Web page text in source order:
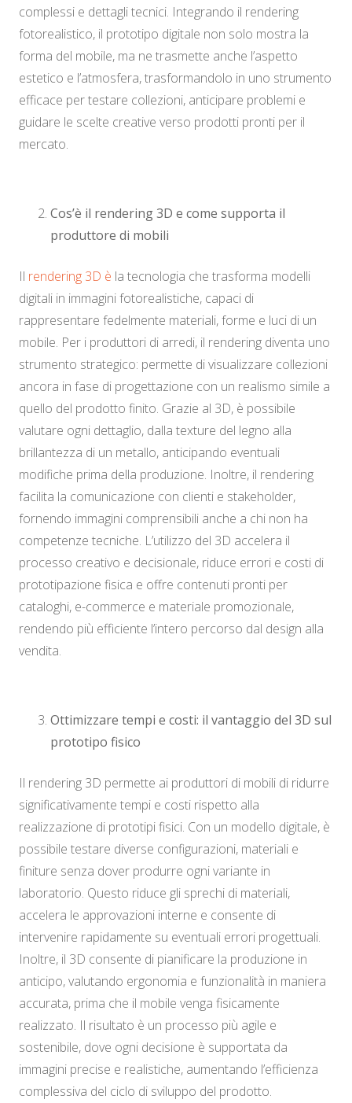
complessi e dettagli tecnici. Integrando il rendering
fotorealistico, il prototipo digitale non solo mostra la
forma del mobile, ma ne trasmette anche l’aspetto
estetico e l’atmosfera, trasformandolo in uno strumento
efficace per testare collezioni, anticipare problemi e
guidare le scelte creative verso prodotti pronti per il
mercato.
Cos’è il rendering 3D e come supporta il
produttore di mobili
Il rendering 3D è la tecnologia che trasforma modelli
digitali in immagini fotorealistiche, capaci di
rappresentare fedelmente materiali, forme e luci di un
mobile. Per i produttori di arredi, il rendering diventa uno
strumento strategico: permette di visualizzare collezioni
ancora in fase di progettazione con un realismo simile a
quello del prodotto finito. Grazie al 3D, è possibile
valutare ogni dettaglio, dalla texture del legno alla
brillantezza di un metallo, anticipando eventuali
modifiche prima della produzione. Inoltre, il rendering
facilita la comunicazione con clienti e stakeholder,
fornendo immagini comprensibili anche a chi non ha
competenze tecniche. L’utilizzo del 3D accelera il
processo creativo e decisionale, riduce errori e costi di
prototipazione fisica e offre contenuti pronti per
cataloghi, e-commerce e materiale promozionale,
rendendo più efficiente l’intero percorso dal design alla
vendita.
Ottimizzare tempi e costi: il vantaggio del 3D sul
prototipo fisico
Il rendering 3D permette ai produttori di mobili di ridurre
significativamente tempi e costi rispetto alla
realizzazione di prototipi fisici. Con un modello digitale, è
possibile testare diverse configurazioni, materiali e
finiture senza dover produrre ogni variante in
laboratorio. Questo riduce gli sprechi di materiali,
accelera le approvazioni interne e consente di
intervenire rapidamente su eventuali errori progettuali.
Inoltre, il 3D consente di pianificare la produzione in
anticipo, valutando ergonomia e funzionalità in maniera
accurata, prima che il mobile venga fisicamente
realizzato. Il risultato è un processo più agile e
sostenibile, dove ogni decisione è supportata da
immagini precise e realistiche, aumentando l’efficienza
complessiva del ciclo di sviluppo del prodotto.